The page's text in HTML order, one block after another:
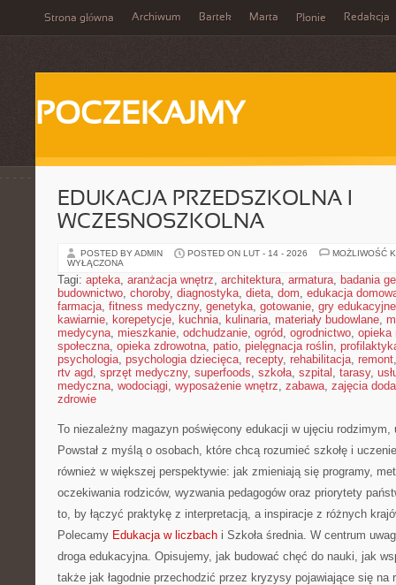
Strona główna Archiwum Bartek Marta Płonie Redakcja
POCZEKAJMY
EDUKACJA PRZEDSZKOLNA I
WCZESNOSZKOLNA
POSTED BY ADMIN POSTED ON LUT - 14 - 2026
MOŻLIWOŚĆ
WYŁĄCZONA
Tagi: apteka, aranżacja wnętrz, architektura, armatura, badania
budownictwo, choroby, diagnostyka, dieta, dom, edukacja
farmacja, fitness medyczny, genetyka, gotowanie, gry edukacyjne
kawiarnie, korepetycje, kuchnia, kulinaria, materiały budowlane,
medycyna, mieszkanie, odchudzanie, ogród, ogrodnictwo, opieka
społeczna, opieka zdrowotna, patio, pielęgnacja roślin,
psychologia, psychologia dziecięca, recepty, rehabilitacja, remont
rtv agd, sprzęt medyczny, superfoods, szkoła, szpital , tarasy,
medyczna, wodociągi, wyposażenie wnętrz, zabawa, zajęcia
zdrowie
To niezależny magazyn poświęcony edukacji w ujęciu rodzimym,
Powstał z myślą o osobach, które chcą rozumieć szkołę i
również w większej perspektywie: jak zmieniają się programy,
oczekiwania rodziców, wyzwania pedagogów oraz priorytety
to, by łączyć praktykę z interpretacją, a inspiracje z różnych
Polecamy Edukacja w liczbach i Szkoła średnia. W centrum
droga edukacyjna. Opisujemy, jak budować chęć do nauki, jak
także jak łagodnie przechodzić przez kryzysy pojawiające się na